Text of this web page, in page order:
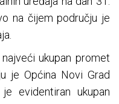
na čijem području je
ukupan promet
je Općina Novi Grad
evidentiran ukupan